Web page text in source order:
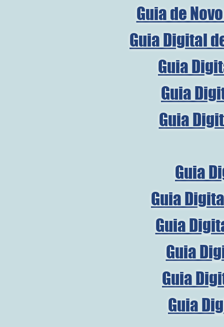
Guia de
Guia Digital
Guia
Guia
Guia
Guia
Guia
Guia
Guia
Guia
Guia